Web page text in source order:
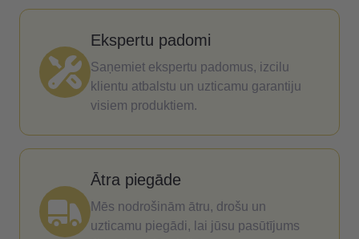
Ekspertu padomi
Saņemiet ekspertu padomus, izcilu
klientu atbalstu un uzticamu garantiju
visiem produktiem.
Ātra piegāde
Mēs nodrošinām ātru, drošu un
uzticamu piegādi, lai jūsu pasūtījums